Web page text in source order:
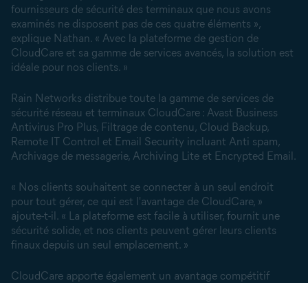
fournisseurs de sécurité des terminaux que nous avons
examinés ne disposent pas de ces quatre éléments »,
explique Nathan. « Avec la plateforme de gestion de
CloudCare et sa gamme de services avancés, la solution est
idéale pour nos clients. »
Rain Networks distribue toute la gamme de services de
sécurité réseau et terminaux CloudCare : Avast Business
Antivirus Pro Plus, Filtrage de contenu, Cloud Backup,
Remote IT Control et Email Security incluant Anti spam,
Archivage de messagerie, Archiving Lite et Encrypted Email.
« Nos clients souhaitent se connecter à un seul endroit
pour tout gérer, ce qui est l'avantage de CloudCare, »
ajoute-t-il. « La plateforme est facile à utiliser, fournit une
sécurité solide, et nos clients peuvent gérer leurs clients
finaux depuis un seul emplacement. »
CloudCare apporte également un avantage compétitif